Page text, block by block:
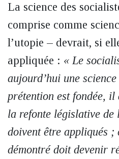
La science des
comprise comme
l’utopie – devrait, si
appliquée : « Le
aujourd’hui une
prétention est fondée,
la refonte législative de
doivent être appliqués
démontré doit devenir